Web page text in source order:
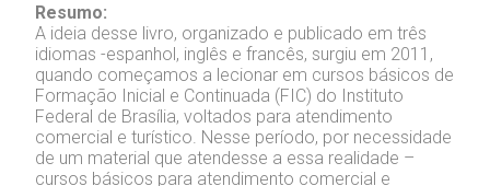
Resumo:
A ideia desse livro, organizado e publicado em três
idiomas -espanhol, inglês e francês, surgiu em 2011,
quando começamos a lecionar em cursos básicos de
Formação Inicial e Continuada (FIC) do Instituto
Federal de Brasília, voltados para atendimento
comercial e turístico. Nesse período, por necessidade
de um material que atendesse a essa realidade –
cursos básicos para atendimento comercial e